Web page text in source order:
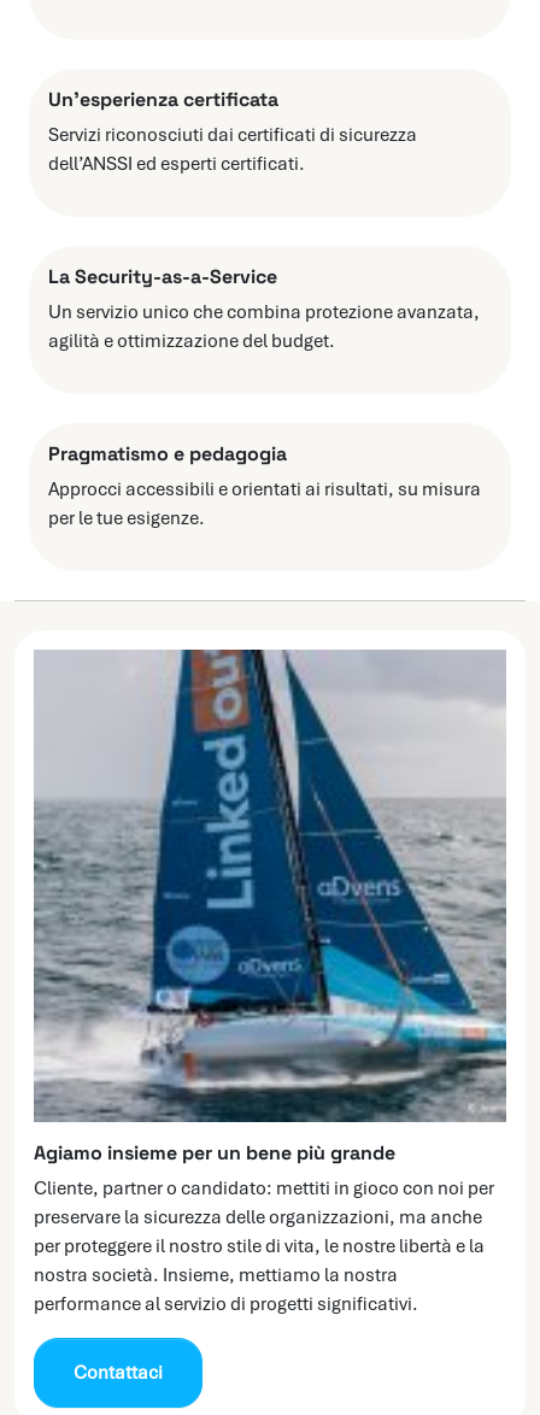
Un’esperienza certificata
Servizi riconosciuti dai certificati di sicurezza
dell’ANSSI ed esperti certificati.
La Security-as-a-Service
Un servizio unico che combina protezione avanzata,
agilità e ottimizzazione del budget.
Pragmatismo e pedagogia
Approcci accessibili e orientati ai risultati, su misura
per le tue esigenze.
Agiamo insieme per un bene più grande
Cliente, partner o candidato: mettiti in gioco con noi per
preservare la sicurezza delle organizzazioni, ma anche
per proteggere il nostro stile di vita, le nostre libertà e la
nostra società. Insieme, mettiamo la nostra
performance al servizio di progetti significativi.
Contattaci